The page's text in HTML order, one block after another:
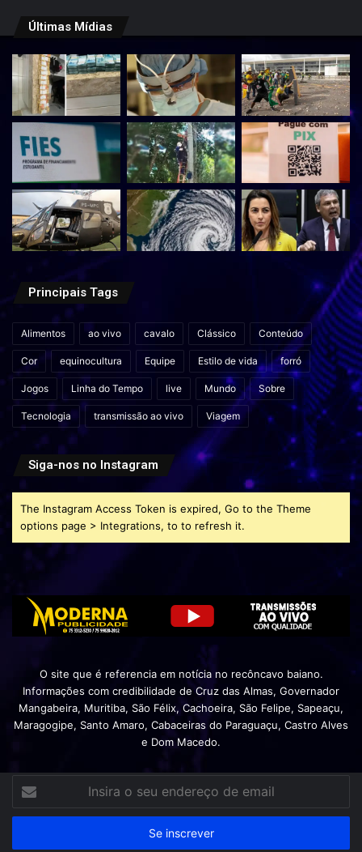
Últimas Mídias
Principais Tags
Alimentos ao vivo cavalo Clássico Conteúdo
Cor equinocultura Equipe Estilo de vida forró
Jogos Linha do Tempo live Mundo Sobre
Tecnologia transmissão ao vivo Viagem
Siga-nos no Instagram
The Instagram Access Token is expired, Go to the Theme
options page > Integrations, to to refresh it.
O site que é referencia em notícia no recôncavo baiano.
Informações com credibilidade de Cruz das Almas, Governador
Mangabeira, Muritiba, São Félix, Cachoeira, São Felipe, Sapeaçu,
Maragogipe, Santo Amaro, Cabaceiras do Paraguaçu, Castro Alves
e Dom Macedo.
seu